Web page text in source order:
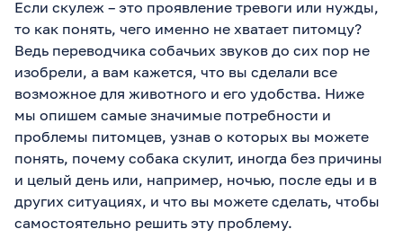
Если скулеж – это проявление тревоги или нужды,
то как понять, чего именно не хватает питомцу?
Ведь переводчика собачьих звуков до сих пор не
изобрели, а вам кажется, что вы сделали все
возможное для животного и его удобства. Ниже
мы опишем самые значимые потребности и
проблемы питомцев, узнав о которых вы можете
понять, почему собака скулит, иногда без причины
и целый день или, например, ночью, после еды и в
других ситуациях, и что вы можете сделать, чтобы
самостоятельно решить эту проблему.